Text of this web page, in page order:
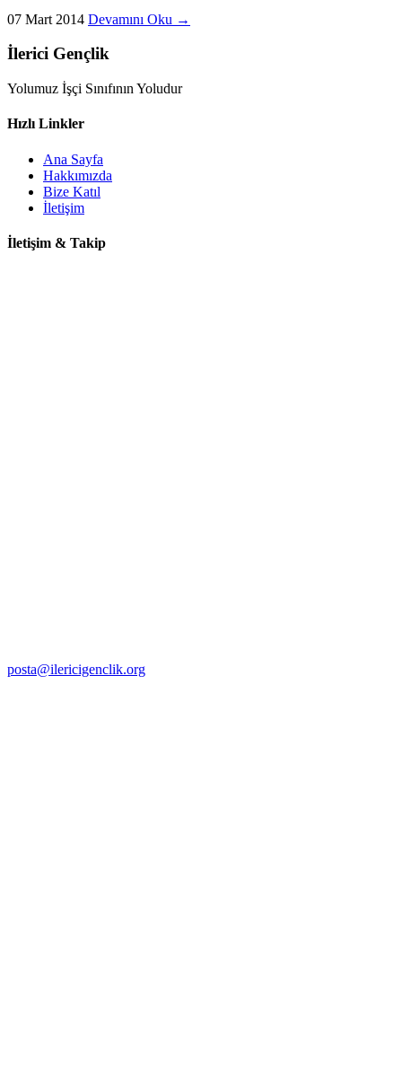
07 Mart 2014 Devamını Oku →
İlerici Gençlik
Yolumuz İşçi Sınıfının Yoludur
Hızlı Linkler
Ana Sayfa
Hakkımızda
Bize Katıl
İletişim
İletişim & Takip
posta@ilericigenclik.org